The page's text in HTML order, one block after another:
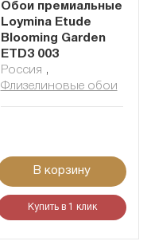
Обои премиальные
Loymina Etude
Blooming Garden
ETD3 003
Россия ,
Флизелиновые обои
В корзину
Купить в 1 клик